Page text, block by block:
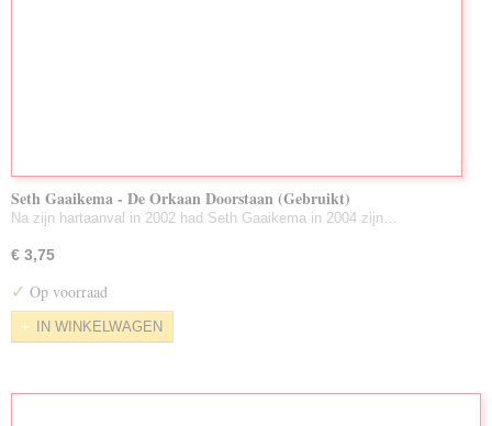
Seth Gaaikema - De Orkaan Doorstaan (Gebruikt)
Na zijn hartaanval in 2002 had Seth Gaaikema in 2004 zijn…
€ 3,75
✓ Op voorraad
IN WINKELWAGEN